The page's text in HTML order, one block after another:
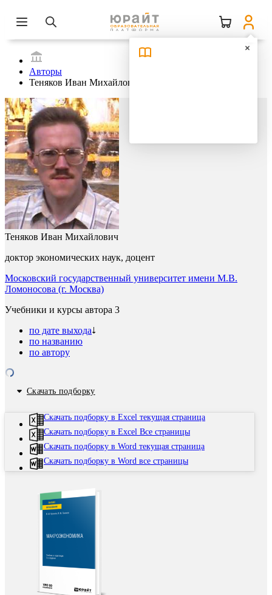
Авторы
Теняков Иван Михайлович
Теняков Иван Михайлович
доктор экономических наук, доцент
Московский государственный университет имени М.В.
Ломоносова (г. Москва)
Учебники и курсы автора 3
по дате выхода
по названию
по автору
Скачать подборку
Скачать подборку в Excel текущая страница
Скачать подборку в Excel Все страницы
Скачать подборку в Word текущая страница
Скачать подборку в Word все страницы